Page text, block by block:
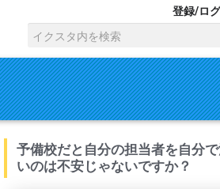
登録/ロ
予備校だと自分の担当者を自分
いのは不安じゃないですか？